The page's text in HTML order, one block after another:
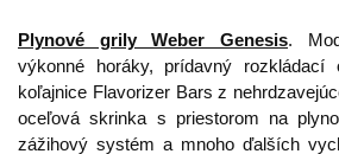
Plynové grily Weber Genesis.
výkonné horáky, prídavný rozkládací
koľajnice Flavorizer Bars z
oceľová skrinka s priestorom na
zážihový systém a mnoho ďalších